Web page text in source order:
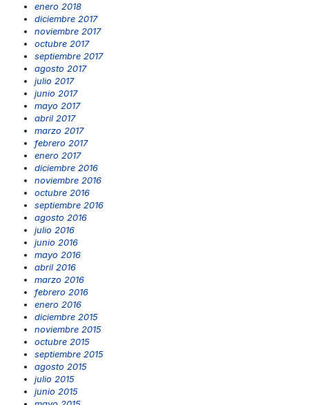
enero 2018
diciembre 2017
noviembre 2017
octubre 2017
septiembre 2017
agosto 2017
julio 2017
junio 2017
mayo 2017
abril 2017
marzo 2017
febrero 2017
enero 2017
diciembre 2016
noviembre 2016
octubre 2016
septiembre 2016
agosto 2016
julio 2016
junio 2016
mayo 2016
abril 2016
marzo 2016
febrero 2016
enero 2016
diciembre 2015
noviembre 2015
octubre 2015
septiembre 2015
agosto 2015
julio 2015
junio 2015